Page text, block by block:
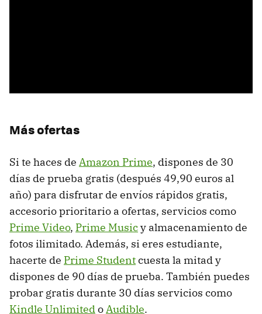
Más ofertas
Si te haces de Amazon Prime, dispones de 30
días de prueba gratis (después 49,90 euros al
año) para disfrutar de envíos rápidos gratis,
accesorio prioritario a ofertas, servicios como
Prime Video, Prime Musicy almacenamiento de
fotos ilimitado. Además, si eres estudiante,
hacerte de Prime Studentcuesta la mitad y
dispones de 90 días de prueba. También puedes
probar gratis durante 30 días servicios como
Kindle UnlimitedoAudible.